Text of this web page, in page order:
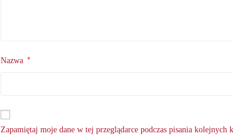
Nazwa *
Zapamiętaj moje dane w tej przeglądarce podczas pisania kolejnych